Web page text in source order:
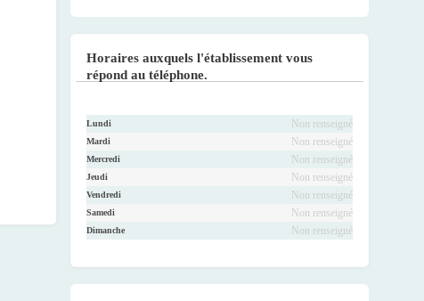
Horaires auxquels l'établissement vous
répond au téléphone.
Lundi Non renseigné
Mardi Non renseigné
Mercredi Non renseigné
Jeudi Non renseigné
Vendredi Non renseigné
Samedi Non renseigné
Dimanche Non renseigné